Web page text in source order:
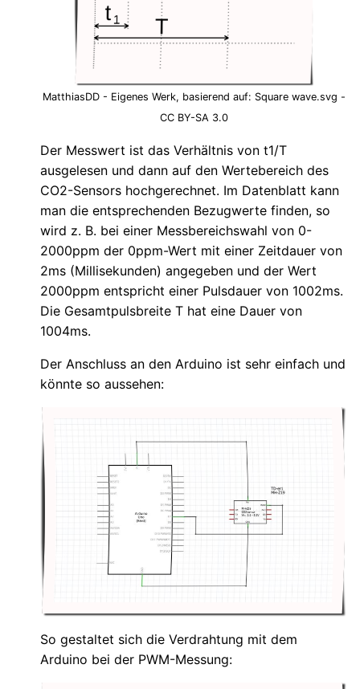
MatthiasDD - Eigenes Werk, basierend auf: Square wave.svg -
CC BY-SA 3.0
Der Messwert ist das Verhältnis von t1/T
ausgelesen und dann auf den Wertebereich des
CO2-Sensors hochgerechnet. Im Datenblatt kann
man die entsprechenden Bezugwerte finden, so
wird z. B. bei einer Messbereichswahl von 0-
2000ppm der 0ppm-Wert mit einer Zeitdauer von
2ms (Millisekunden) angegeben und der Wert
2000ppm entspricht einer Pulsdauer von 1002ms.
Die Gesamtpulsbreite T hat eine Dauer von
1004ms.
Der Anschluss an den Arduino ist sehr einfach und
könnte so aussehen:
So gestaltet sich die Verdrahtung mit dem
Arduino bei der PWM-Messung: